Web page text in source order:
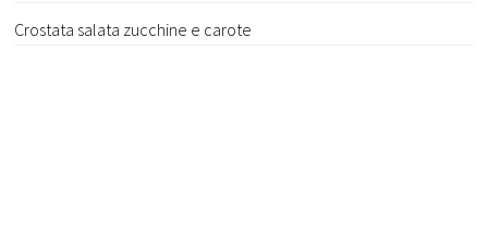
Crostata salata zucchine e carote